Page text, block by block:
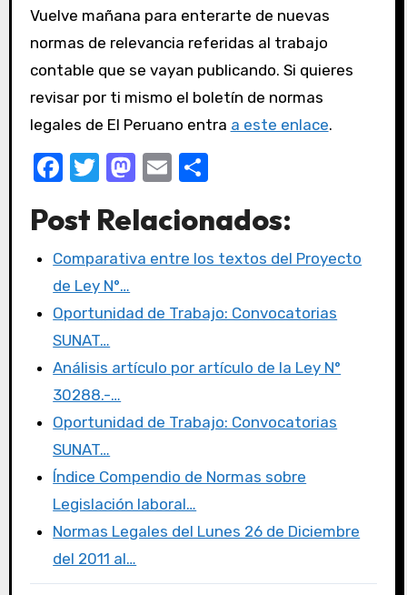
Vuelve mañana para enterarte de nuevas
normas de relevancia referidas al trabajo
contable que se vayan publicando. Si quieres
revisar por ti mismo el boletín de normas
legales de El Peruano entra a este enlace.
F
c
e
b
o
o
k
T
it
te
r
M
st
o
o
E
ail
C
m
p
tir
Post Relacionados:
Comparativa entre los textos del Proyecto
de Ley N°…
Oportunidad de Trabajo: Convocatorias
SUNAT…
Análisis artículo por artículo de la Ley N°
30288.-…
Oportunidad de Trabajo: Convocatorias
SUNAT…
Índice Compendio de Normas sobre
Legislación laboral…
Normas Legales del Lunes 26 de Diciembre
del 2011 al…